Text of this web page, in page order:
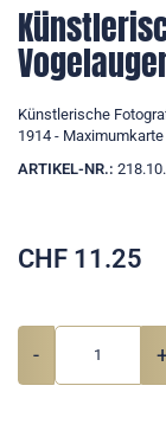
Künstlerische
1914 -
ARTIKEL-NR.:
CHF 11.25
-